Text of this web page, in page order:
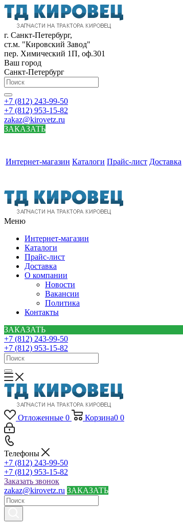
г. Санкт-Петербург,
ст.м. "Кировский Завод"
пер. Химический 1П, оф.301
Ваш город
Санкт-Петербург
+7 (812) 243-99-50
+7 (812) 953-15-82
zakaz@kirovetz.ru
ЗАКАЗАТЬ
Интернет-магазин Каталоги Прайс-лист Доставка
Меню
Интернет-магазин
Каталоги
Прайс-лист
Доставка
О компании
Новости
Вакансии
Политика
Контакты
ЗАКАЗАТЬ
+7 (812) 243-99-50
+7 (812) 953-15-82
Отложенные 0 Корзина0 0
Телефоны
+7 (812) 243-99-50
+7 (812) 953-15-82
Заказать звонок
zakaz@kirovetz.ru ЗАКАЗАТЬ